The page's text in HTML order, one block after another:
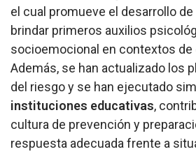
el cual promueve el desarrollo
brindar primeros auxilios
socioemocional en contextos de
Además, se han actualizado los
del riesgo y se han ejecutado
instituciones educativas,
cultura de prevención y
respuesta adecuada frente a